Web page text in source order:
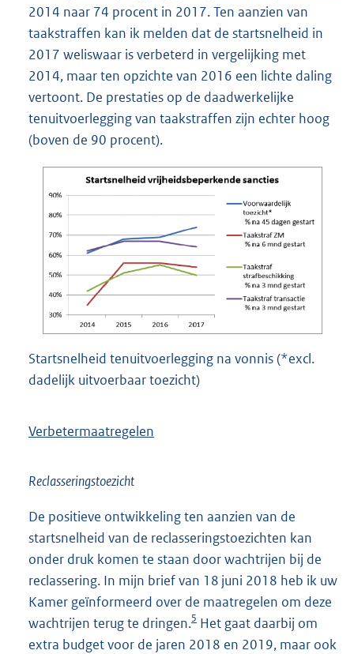
2014 naar 74 procent in 2017. Ten aanzien van
taakstraffen kan ik melden dat de startsnelheid in
2017 weliswaar is verbeterd in vergelijking met
2014, maar ten opzichte van 2016 een lichte daling
vertoont. De prestaties op de daadwerkelijke
tenuitvoerlegging van taakstraffen zijn echter hoog
(boven de 90 procent).
Startsnelheid tenuitvoerlegging na vonnis (*excl.
dadelijk uitvoerbaar toezicht)
Verbetermaatregelen
Reclasseringstoezicht
De positieve ontwikkeling ten aanzien van de
startsnelheid van de reclasseringstoezichten kan
onder druk komen te staan door wachtrijen bij de
reclassering. In mijn brief van 18 juni 2018 heb ik uw
Kamer geïnformeerd over de maatregelen om deze
wachtrijen terug te dringen.5 Het gaat daarbij om
extra budget voor de jaren 2018 en 2019, maar ook